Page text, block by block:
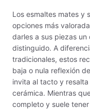
Material de
Materias
MAYCO
MAYCO
Los esmaltes mates y
opciones más
darles a sus piezas
distinguido. A
tradicionales, estos
baja o nula reflexión
invita al tacto y
cerámica. Mientras
completo y suele